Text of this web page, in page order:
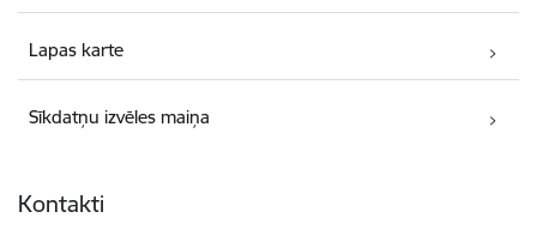
Lapas karte
Sīkdatņu izvēles maiņa
Kontakti